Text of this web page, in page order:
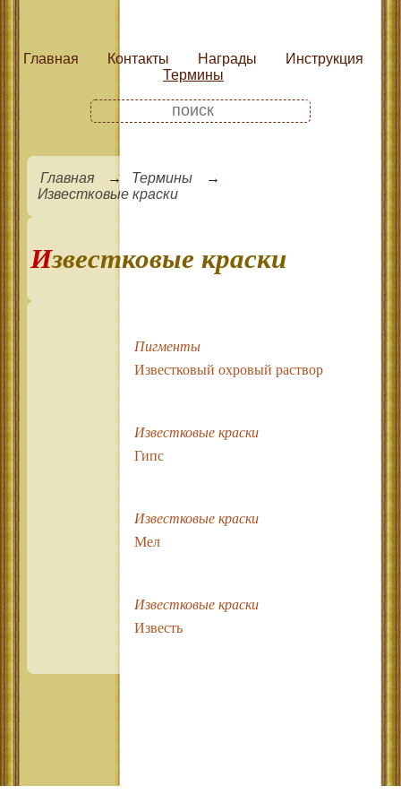
Главная Контакты Награды
Инструкция
Термины
Главная
Термины
Известковые краски
Известковые краски
Пигменты
Известковый охровый раствор
Известковые краски
Гипс
Известковые краски
Мел
Известковые краски
Известь